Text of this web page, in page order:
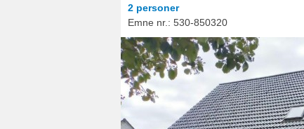
2 personer
Emne nr.: 530-850320